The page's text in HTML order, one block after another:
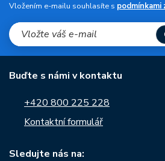
Vložením e-mailu souhlasíte s podmínkami
Buďte s námi v kontaktu
+420 800 225 228
Kontaktní formulář
Sledujte nás na: